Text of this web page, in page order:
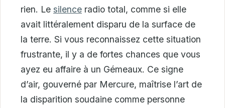
rien. Le silence radio total, comme si elle
avait littéralement disparu de la surface de
la terre. Si vous reconnaissez cette situation
frustrante, il y a de fortes chances que vous
ayez eu affaire à un Gémeaux. Ce signe
d’air, gouverné par Mercure, maîtrise l’art de
la disparition soudaine comme personne